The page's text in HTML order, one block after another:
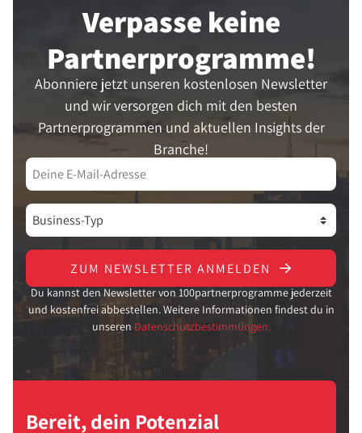
Verpasse keine
Partner­programme!
Abonniere jetzt unseren kostenlosen Newsletter
und wir versorgen dich mit den besten
Partnerprogrammen und aktuellen Insights der
Branche!
ZUM NEWSLETTER ANMELDEN
Du kannst den Newsletter von 100partnerprogramme jederzeit
und kostenfrei abbestellen. Weitere Informationen findest du in
unseren Datenschutzbestimmungen.
Bereit, dein Potenzial